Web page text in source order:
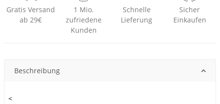
Gratis Versand
ab 29€
1 Mio.
zufriedene
Kunden
Schnelle
Lieferung
Sicher
Einkaufen
Beschreibung
<